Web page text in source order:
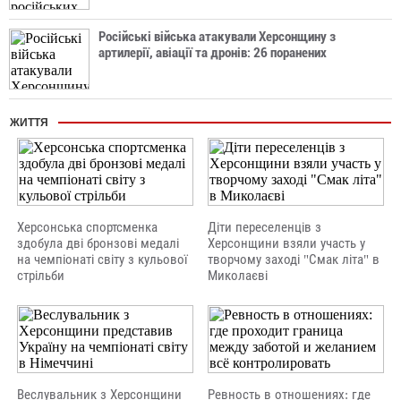
Російські війська атакували Херсонщину з
артилерії, авіації та дронів: 26 поранених
ЖИТТЯ
Херсонська спортсменка
здобула дві бронзові медалі
на чемпіонаті світу з кульової
стрільби
Діти переселенців з
Херсонщини взяли участь у
творчому заході "Смак літа" в
Миколаєві
Веслувальник з Херсонщини Ревность в отношениях: где